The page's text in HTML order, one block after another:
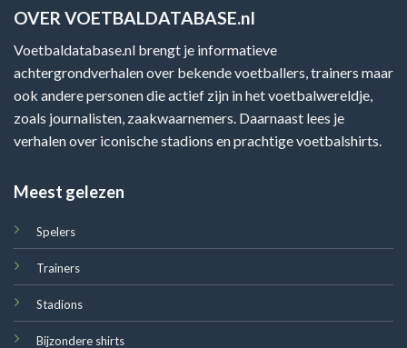
OVER VOETBALDATABASE.nl
Voetbaldatabase.nl brengt je informatieve
achtergrondverhalen over bekende voetballers, trainers maar
ook andere personen die actief zijn in het voetbalwereldje,
zoals journalisten, zaakwaarnemers. Daarnaast lees je
verhalen over iconische stadions en prachtige voetbalshirts.
Meest gelezen
Spelers
Trainers
Stadions
Bijzondere shirts